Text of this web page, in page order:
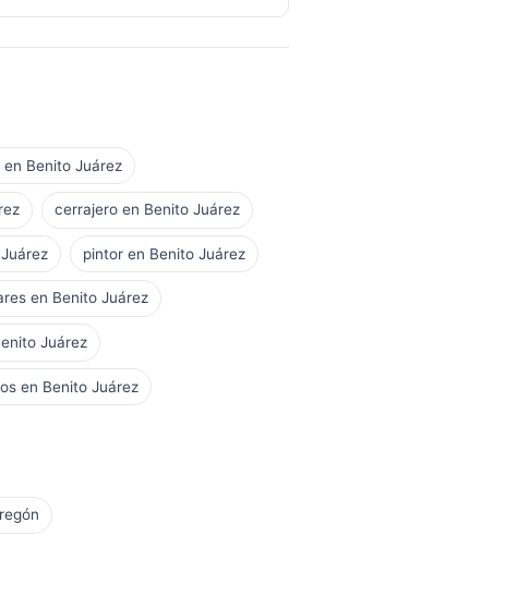
Benito Juárez
cerrajero en Benito Juárez
pintor en Benito Juárez
en Benito Juárez
Juárez
en Benito Juárez